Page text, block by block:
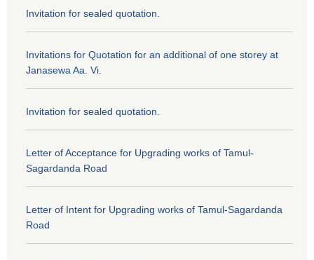
Invitation for sealed quotation.
Invitations for Quotation for an additional of one storey at
Janasewa Aa. Vi.
Invitation for sealed quotation.
Letter of Acceptance for Upgrading works of Tamul-
Sagardanda Road
Letter of Intent for Upgrading works of Tamul-Sagardanda
Road